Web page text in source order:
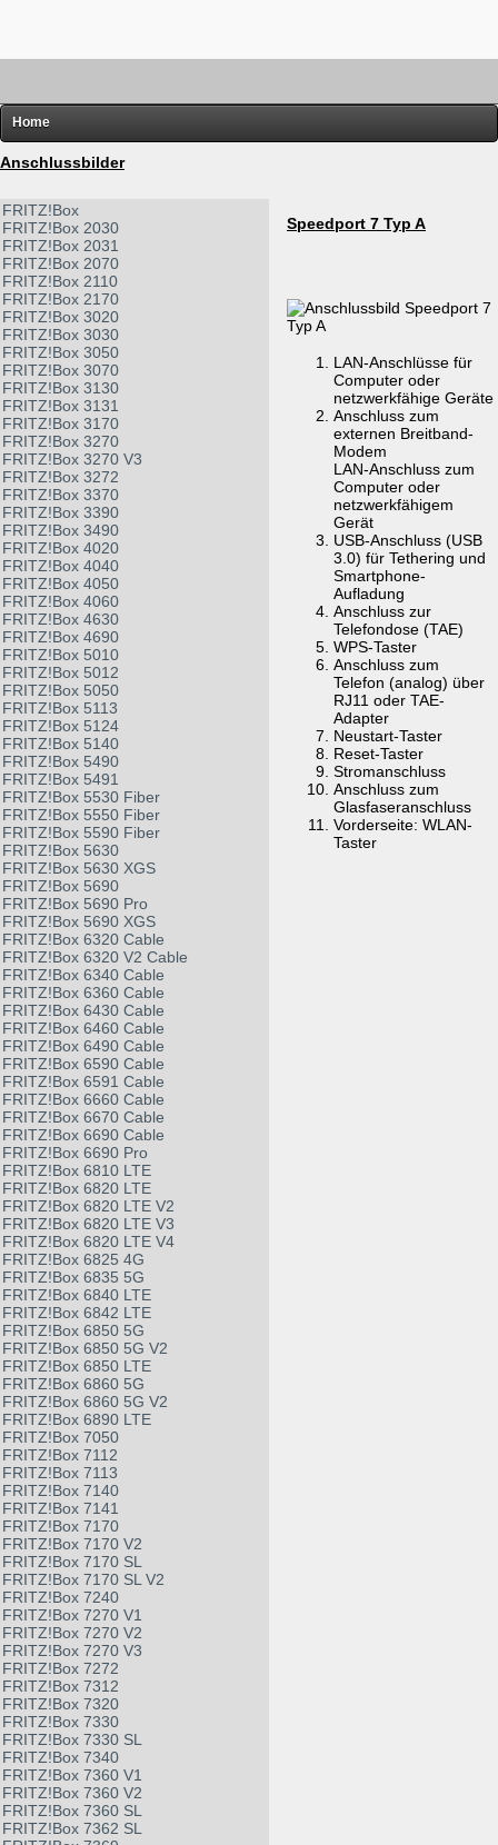
Home
FRITZ!
Hardware
Software
Links
Diverses
Anschlussbilder
FRITZ!Box
FRITZ!Box 2030
FRITZ!Box 2031
FRITZ!Box 2070
FRITZ!Box 2110
FRITZ!Box 2170
FRITZ!Box 3020
FRITZ!Box 3030
FRITZ!Box 3050
FRITZ!Box 3070
FRITZ!Box 3130
FRITZ!Box 3131
FRITZ!Box 3170
FRITZ!Box 3270
FRITZ!Box 3270 V3
FRITZ!Box 3272
FRITZ!Box 3370
FRITZ!Box 3390
FRITZ!Box 3490
FRITZ!Box 4020
FRITZ!Box 4040
FRITZ!Box 4050
FRITZ!Box 4060
FRITZ!Box 4630
FRITZ!Box 4690
FRITZ!Box 5010
FRITZ!Box 5012
FRITZ!Box 5050
FRITZ!Box 5113
FRITZ!Box 5124
FRITZ!Box 5140
FRITZ!Box 5490
FRITZ!Box 5491
FRITZ!Box 5530 Fiber
FRITZ!Box 5550 Fiber
FRITZ!Box 5590 Fiber
FRITZ!Box 5630
FRITZ!Box 5630 XGS
FRITZ!Box 5690
FRITZ!Box 5690 Pro
FRITZ!Box 5690 XGS
FRITZ!Box 6320 Cable
FRITZ!Box 6320 V2 Cable
FRITZ!Box 6340 Cable
FRITZ!Box 6360 Cable
FRITZ!Box 6430 Cable
FRITZ!Box 6460 Cable
FRITZ!Box 6490 Cable
FRITZ!Box 6590 Cable
FRITZ!Box 6591 Cable
FRITZ!Box 6660 Cable
FRITZ!Box 6670 Cable
FRITZ!Box 6690 Cable
FRITZ!Box 6690 Pro
FRITZ!Box 6810 LTE
FRITZ!Box 6820 LTE
FRITZ!Box 6820 LTE V2
FRITZ!Box 6820 LTE V3
FRITZ!Box 6820 LTE V4
FRITZ!Box 6825 4G
FRITZ!Box 6835 5G
FRITZ!Box 6840 LTE
FRITZ!Box 6842 LTE
FRITZ!Box 6850 5G
FRITZ!Box 6850 5G V2
FRITZ!Box 6850 LTE
FRITZ!Box 6860 5G
FRITZ!Box 6860 5G V2
FRITZ!Box 6890 LTE
FRITZ!Box 7050
FRITZ!Box 7112
FRITZ!Box 7113
FRITZ!Box 7140
FRITZ!Box 7141
FRITZ!Box 7170
FRITZ!Box 7170 V2
FRITZ!Box 7170 SL
FRITZ!Box 7170 SL V2
FRITZ!Box 7240
FRITZ!Box 7270 V1
FRITZ!Box 7270 V2
FRITZ!Box 7270 V3
FRITZ!Box 7272
FRITZ!Box 7312
FRITZ!Box 7320
FRITZ!Box 7330
FRITZ!Box 7330 SL
FRITZ!Box 7340
FRITZ!Box 7360 V1
FRITZ!Box 7360 V2
FRITZ!Box 7360 SL
FRITZ!Box 7362 SL
Speedport 7 Typ A
LAN-Anschlüsse für
Computer oder
netzwerkfähige Geräte
Anschluss zum
externen Breitband-
Modem
LAN-Anschluss zum
Computer oder
netzwerkfähigem
Gerät
USB-Anschluss (USB
3.0) für Tethering und
Smartphone-
Aufladung
Anschluss zur
Telefondose (TAE)
WPS-Taster
Anschluss zum
Telefon (analog) über
RJ11 oder TAE-
Adapter
Neustart-Taster
Reset-Taster
Stromanschluss
Anschluss zum
Glasfaseranschluss
Vorderseite: WLAN-
Taster